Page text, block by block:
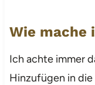
Wie mache
Ich achte immer
Hinzufügen in